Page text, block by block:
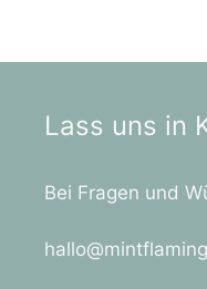
Lass uns in
Bei Fragen und